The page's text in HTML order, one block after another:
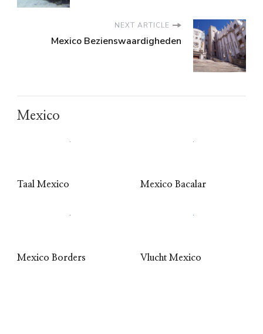
NEXT ARTICLE
Mexico Bezienswaardigheden
Mexico
Taal Mexico Mexico Bacalar
Mexico Borders Vlucht Mexico